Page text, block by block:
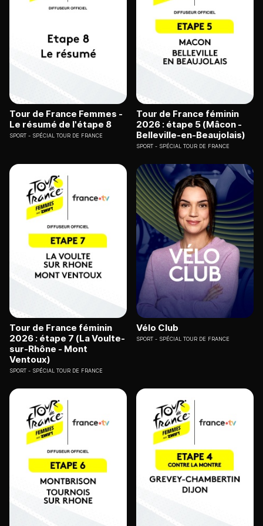
Tour de France Femmes -
Le résumé de l'étape 8
SPORT SPÉCIAL TOUR DE FRANCE
Tour de France féminin
2026 : étape 5 (Mâcon -
Belleville-en-Beaujolais)
SPORT SPÉCIAL TOUR DE FRANCE
Tour de France féminin
2026 : étape 7 (La Voulte-
sur-Rhône - Mont
Ventoux)
SPORT SPÉCIAL TOUR DE FRANCE
Vélo Club
SPORT SPÉCIAL TOUR DE FRANCE